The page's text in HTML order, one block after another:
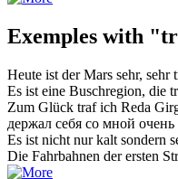
Exemples with
Heute ist der Mars sehr, sehr
Es ist eine Buschregion, die
Zum Glück traf ich Reda
держал себя со мной очень
Es ist nicht nur kalt sondern
Die Fahrbahnen der ersten